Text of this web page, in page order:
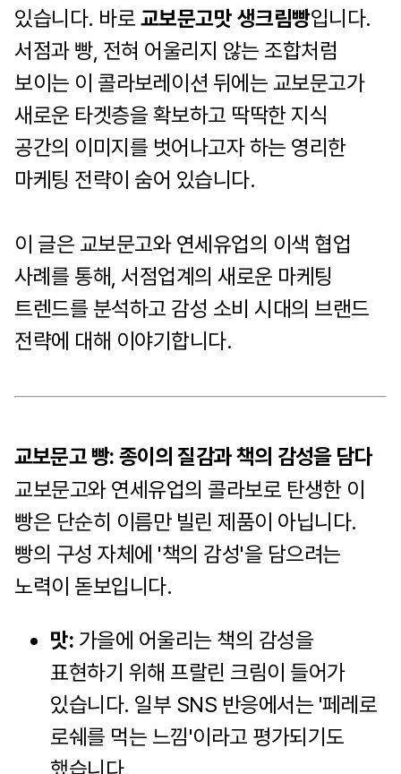
있습니다. 바로 교보문고맛 생크림빵입니다.
서점과 빵, 전혀 어울리지 않는 조합처럼
보이는 이 콜라보레이션 뒤에는 교보문고가
새로운 타겟층을 확보하고 딱딱한 지식
공간의 이미지를 벗어나고자 하는 영리한
마케팅 전략이 숨어 있습니다.
이 글은 교보문고와 연세유업의 이색 협업
사례를 통해, 서점업계의 새로운 마케팅
트렌드를 분석하고 감성 소비 시대의 브랜드
전략에 대해 이야기합니다.
교보문고 빵: 종이의 질감과 책의 감성을 담다
교보문고와 연세유업의 콜라보로 탄생한 이
빵은 단순히 이름만 빌린 제품이 아닙니다.
빵의 구성 자체에 '책의 감성'을 담으려는
노력이 돋보입니다.
맛: 가을에 어울리는 책의 감성을
표현하기 위해 프랄린 크림이 들어가
있습니다. 일부 SNS 반응에서는 '페레로
로쉐를 먹는 느낌'이라고 평가되기도